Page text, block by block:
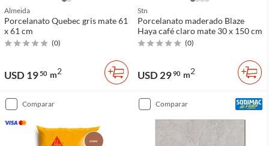
Almeida
Porcelanato Quebec gris mate 61
x 61 cm
(0)
USD 1950 m2
Stn
Porcelanato maderado Blaze
Haya café claro mate 30 x 150 cm
(0)
USD 2990 m2
comparar comparar